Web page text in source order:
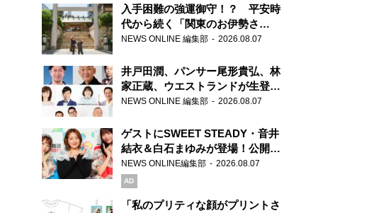
入手困難の強運御守！？ 平安時
代から続く「関東のお伊勢さ
ま」、芝大神宮にてランパンプス
NEWS ONLINE 編集部 2026.08.07
井戸田潤、パンサー尾形貴弘、林
家正蔵、ウエストランドが生登
場！『ラジオビバリー昼ズ』
NEWS ONLINE 編集部 2026.08.07
ゲストにSWEET STEADY・音井
結衣＆白石まゆみが登場！公開収
録で素顔全開！
NEWS ONLINE編集部 2026.08.07
AD
「私のプリティな顔がプリントさ